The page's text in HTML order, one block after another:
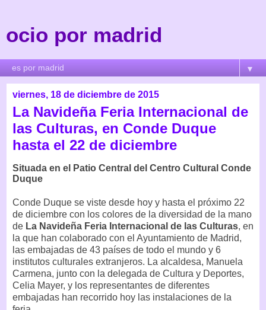
ocio por madrid
▼
viernes, 18 de diciembre de 2015
La Navideña Feria Internacional de
las Culturas, en Conde Duque
hasta el 22 de diciembre
Situada en el Patio Central del Centro Cultural Conde
Duque
Conde Duque se viste desde hoy y hasta el próximo 22
de diciembre con los colores de la diversidad de la mano
de La Navideña Feria Internacional de las Culturas, en
la que han colaborado con el Ayuntamiento de Madrid,
las embajadas de 43 países de todo el mundo y 6
institutos culturales extranjeros. La alcaldesa, Manuela
Carmena, junto con la delegada de Cultura y Deportes,
Celia Mayer, y los representantes de diferentes
embajadas han recorrido hoy las instalaciones de la